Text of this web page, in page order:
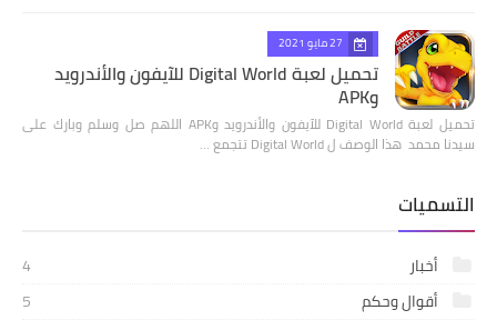
27 مايو 2021
تحميل لعبة Digital World للآيفون والأندرويد
وAPK
تحميل لعبة Digital World للآيفون والأندرويد وAPK اللهم صل وسلم وبارك على
سيدنا محمد هذا الوصف ل Digital World تتجمع …
التسميات
أخبار
4
أقوال وحكم
5